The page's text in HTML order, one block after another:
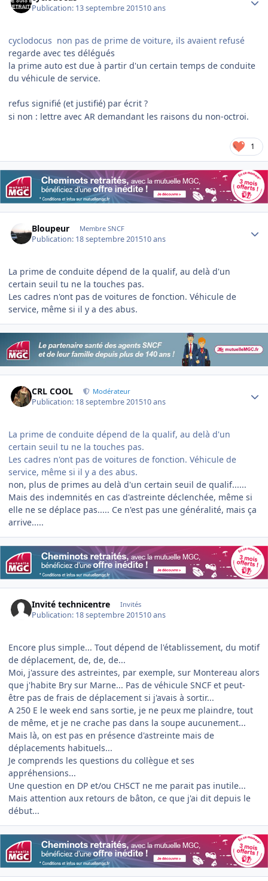
Publication: 13 septembre 201510 ans
cyclodocus non pas de prime de voiture, ils avaient refusé
regarde avec tes délégués
la prime auto est due à partir d'un certain temps de conduite
du véhicule de service.
refus signifié (et justifié) par écrit ?
si non : lettre avec AR demandant les raisons du non-octroi.
1
Bloupeur Membre SNCF
Publication: 18 septembre 201510 ans
La prime de conduite dépend de la qualif, au delà d'un
certain seuil tu ne la touches pas.
Les cadres n'ont pas de voitures de fonction. Véhicule de
service, même si il y a des abus.
CRL COOL Modérateur
Publication: 18 septembre 201510 ans
La prime de conduite dépend de la qualif, au delà d'un
certain seuil tu ne la touches pas.
Les cadres n'ont pas de voitures de fonction. Véhicule de
service, même si il y a des abus.
non, plus de primes au delà d'un certain seuil de qualif......
Mais des indemnités en cas d'astreinte déclenchée, même si
elle ne se déplace pas..... Ce n'est pas une généralité, mais ça
arrive.....
Invité technicentre Invités
Publication: 18 septembre 201510 ans
Encore plus simple... Tout dépend de l'établissement, du motif
de déplacement, de, de, de...
Moi, j'assure des astreintes, par exemple, sur Montereau alors
que j'habite Bry sur Marne... Pas de véhicule SNCF et peut-
être pas de frais de déplacement si j'avais à sortir...
A 250 E le week end sans sortie, je ne peux me plaindre, tout
de même, et je ne crache pas dans la soupe aucunement...
Mais là, on est pas en présence d'astreinte mais de
déplacements habituels...
Je comprends les questions du collègue et ses
appréhensions...
Une question en DP et/ou CHSCT ne me parait pas inutile...
Mais attention aux retours de bâton, ce que j'ai dit depuis le
début...